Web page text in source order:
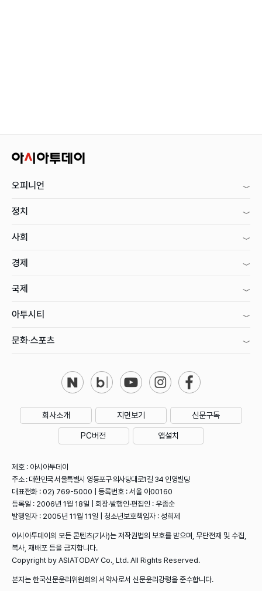
오피니언
정치
사회
경제
국제
아투시티
문화·스포츠
회사소개 지면보기 신문구독
PC버전 앱설치
제호 : 아시아투데이
주소 : 대한민국 서울특별시 영등포구 의사당대로1길 34 인영빌딩
대표전화 : 02) 769-5000 | 등록번호 : 서울 아00160
등록일 : 2006년 1월 18일 | 회장·발행인·편집인 : 우종순
발행일자 : 2005년 11월 11일 | 청소년보호책임자 : 성희제
아시아투데이의 모든 콘텐츠(기사)는 저작권법의 보호를 받으며, 무단전재 및 수집,
복사, 재배포 등을 금지합니다.
Copyright by ASIATODAY Co., Ltd. All Rights Reserved.
본지는 한국신문윤리위원회의 서약사로서 신문윤리강령을 준수합니다.